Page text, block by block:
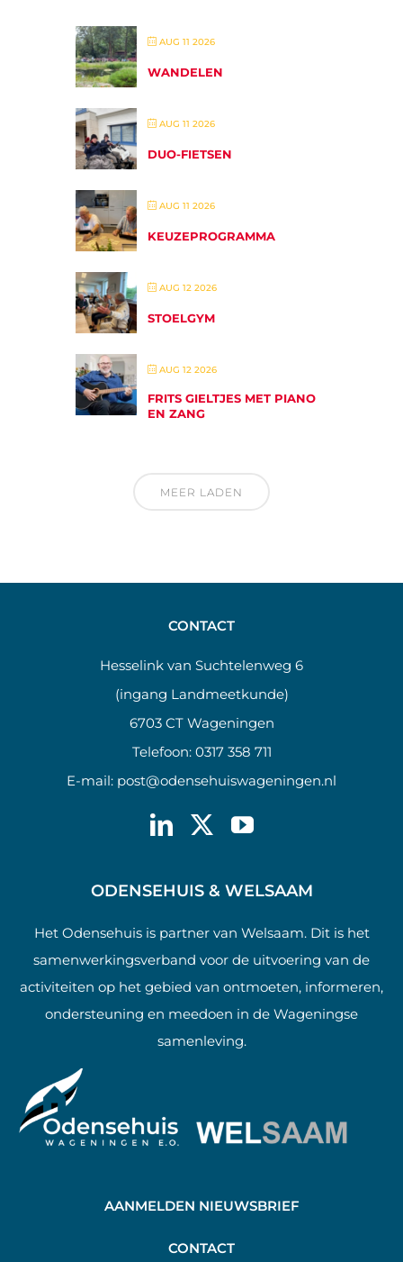
AUG 11 2026
WANDELEN
AUG 11 2026
DUO-FIETSEN
AUG 11 2026
KEUZEPROGRAMMA
AUG 12 2026
STOELGYM
AUG 12 2026
FRITS GIELTJES MET PIANO
EN ZANG
MEER LADEN
CONTACT
Hesselink van Suchtelenweg 6
(ingang Landmeetkunde)
6703 CT Wageningen
Telefoon: 0317 358 711
E-mail: post@odensehuiswageningen.nl
ODENSEHUIS & WELSAAM
Het Odensehuis is partner van Welsaam. Dit is het
samenwerkingsverband voor de uitvoering van de
activiteiten op het gebied van ontmoeten, informeren,
ondersteuning en meedoen in de Wageningse
samenleving.
AANMELDEN NIEUWSBRIEF
CONTACT